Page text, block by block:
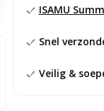
ISAMU
Snel
Veilig &